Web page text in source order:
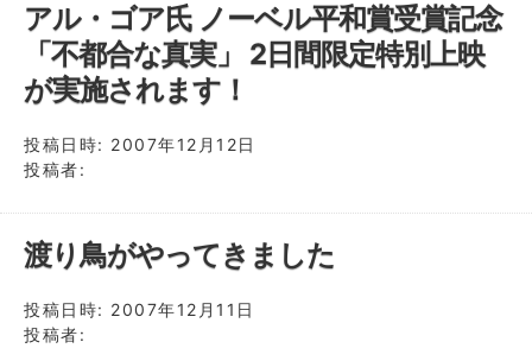
アル・ゴア氏 ノーベル平和賞受賞記念
「不都合な真実」 2日間限定特別上映
が実施されます！
投稿日時: 2007年12月12日
投稿者:
渡り鳥がやってきました
投稿日時: 2007年12月11日
投稿者: